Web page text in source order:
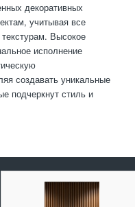
декоративных
учитывая все
Высокое
исполнение
создавать уникальные
подчеркнут стиль и